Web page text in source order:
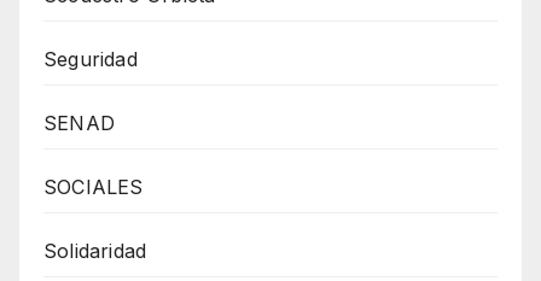
Seguridad
SENAD
SOCIALES
Solidaridad